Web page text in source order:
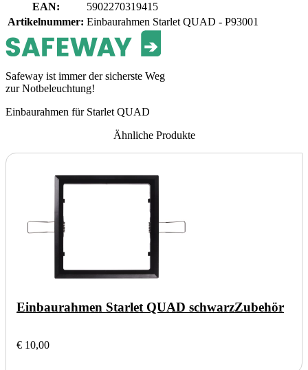
EAN:
5902270319415
Artikelnummer: Einbaurahmen Starlet QUAD - P93001
Safeway ist immer der sicherste Weg
zur Notbeleuchtung!
Einbaurahmen für Starlet QUAD
Ähnliche Produkte
Einbaurahmen Starlet QUAD schwarzZubehör
€ 10,00